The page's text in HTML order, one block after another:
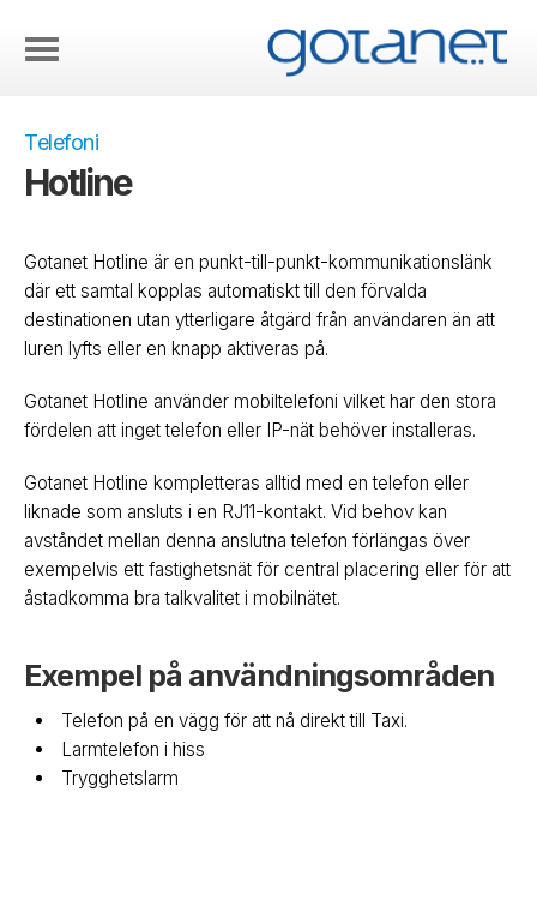
Telefoni
Hotline
Gotanet Hotline är en punkt-till-punkt-kommunikationslänk
där ett samtal kopplas automatiskt till den förvalda
destinationen utan ytterligare åtgärd från användaren än att
luren lyfts eller en knapp aktiveras på.
Gotanet Hotline använder mobiltelefoni vilket har den stora
fördelen att inget telefon eller IP-nät behöver installeras.
Gotanet Hotline kompletteras alltid med en telefon eller
liknade som ansluts i en RJ11-kontakt. Vid behov kan
avståndet mellan denna anslutna telefon förlängas över
exempelvis ett fastighetsnät för central placering eller för att
åstadkomma bra talkvalitet i mobilnätet.
Exempel på användningsområden
Telefon på en vägg för att nå direkt till Taxi.
Larmtelefon i hiss
Trygghetslarm